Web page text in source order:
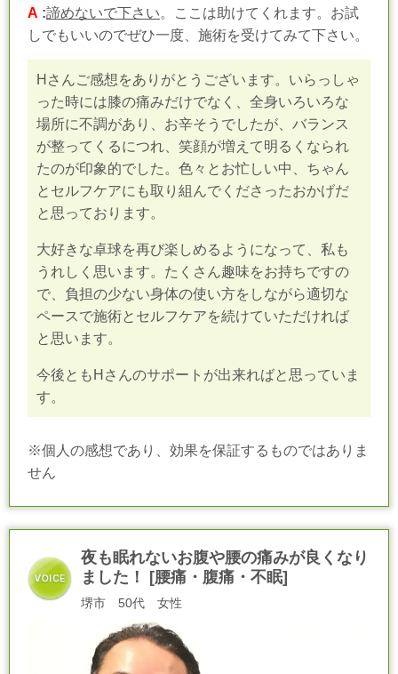
A :諦めないで下さい。ここは助けてくれます。お試
しでもいいのでぜひ一度、施術を受けてみて下さい。
Hさんご感想をありがとうございます。いらっしゃ
った時には膝の痛みだけでなく、全身いろいろな
場所に不調があり、お辛そうでしたが、バランス
が整ってくるにつれ、笑顔が増えて明るくなられ
たのが印象的でした。色々とお忙しい中、ちゃん
とセルフケアにも取り組んでくださったおかげだ
と思っております。
大好きな卓球を再び楽しめるようになって、私も
うれしく思います。たくさん趣味をお持ちですの
で、負担の少ない身体の使い方をしながら適切な
ペースで施術とセルフケアを続けていただければ
と思います。
今後ともHさんのサポートが出来ればと思っていま
す。
※個人の感想であり、効果を保証するものではありま
せん
夜も眠れないお腹や腰の痛みが良くなり
ました！ [腰痛・腹痛・不眠]
堺市 50代 女性